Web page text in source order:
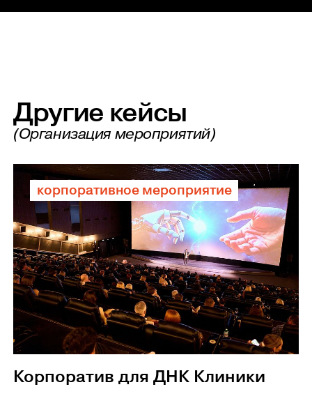
Другие кейсы
(Организация мероприятий)
корпоративное мероприятие
Корпоратив для ДНК Клиники